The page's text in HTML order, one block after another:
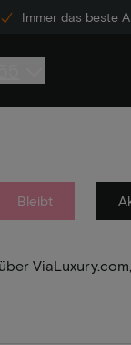
Immer das beste
Bleibt